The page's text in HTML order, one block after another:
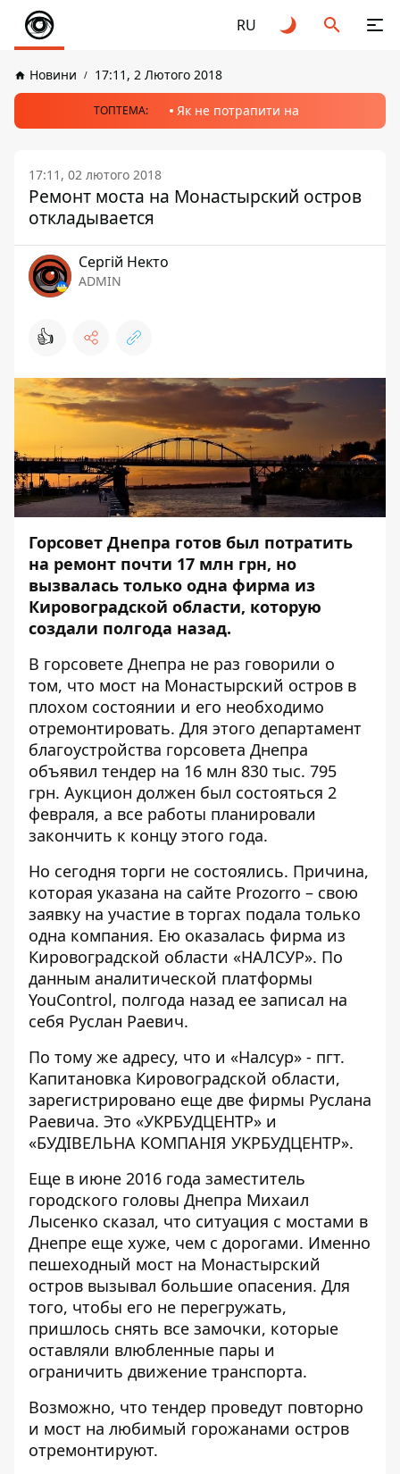
RU
Новини 17:11, 2 Лютого 2018
ТОПТЕМА: Як не потрапити на
17:11, 02 лютого 2018
Ремонт моста на Монастырский остров
откладывается
Сергій Некто
ADMIN
👍
Горсовет Днепра готов был потратить
на ремонт почти 17 млн грн, но
вызвалась только одна фирма из
Кировоградской области, которую
создали полгода назад.
В горсовете Днепра не раз говорили о
том, что мост на Монастырский остров в
плохом состоянии и его необходимо
отремонтировать. Для этого департамент
благоустройства горсовета Днепра
объявил тендер на 16 млн 830 тыс. 795
грн. Аукцион должен был состояться 2
февраля, а все работы планировали
закончить к концу этого года.
Но сегодня торги не состоялись. Причина,
которая указана на сайте Prozorro – свою
заявку на участие в торгах подала только
одна компания. Ею оказалась фирма из
Кировоградской области «НАЛСУР». По
данным аналитической платформы
YouControl, полгода назад ее записал на
себя Руслан Раевич.
По тому же адресу, что и «Налсур» - пгт.
Капитановка Кировоградской области,
зарегистрировано еще две фирмы Руслана
Раевича. Это «УКРБУДЦЕНТР» и
«БУДІВЕЛЬНА КОМПАНІЯ УКРБУДЦЕНТР».
Еще в июне 2016 года заместитель
городского головы Днепра Михаил
Лысенко сказал, что ситуация с мостами в
Днепре еще хуже, чем с дорогами. Именно
пешеходный мост на Монастырский
остров вызывал большие опасения. Для
того, чтобы его не перегружать,
пришлось снять все замочки, которые
оставляли влюбленные пары и
ограничить движение транспорта.
Возможно, что тендер проведут повторно
и мост на любимый горожанами остров
отремонтируют.